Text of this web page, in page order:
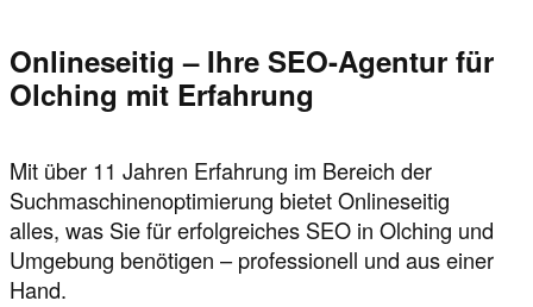
Onlineseitig – Ihre SEO-Agentur für
Olching mit Erfahrung
Mit über 11 Jahren Erfahrung im Bereich der
Suchmaschinenoptimierung bietet Onlineseitig
alles, was Sie für erfolgreiches SEO in Olching und
Umgebung benötigen – professionell und aus einer
Hand.